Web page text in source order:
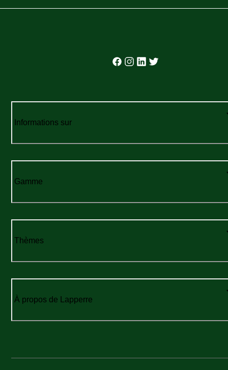
Informations sur
Gamme
Thèmes
À propos de Lapperre